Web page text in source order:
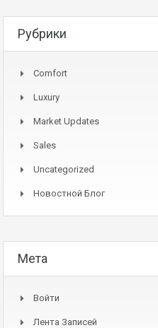
Рубрики
Comfort
Luxury
Market Updates
Sales
Uncategorized
Новостной Блог
Мета
Войти
Лента Записей